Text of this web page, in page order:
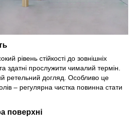
рівень стійкості до зовнішніх
здатні прослужити чималий термін.
ретельний догляд. Особливо це
– регулярна чистка повинна стати
поверхні